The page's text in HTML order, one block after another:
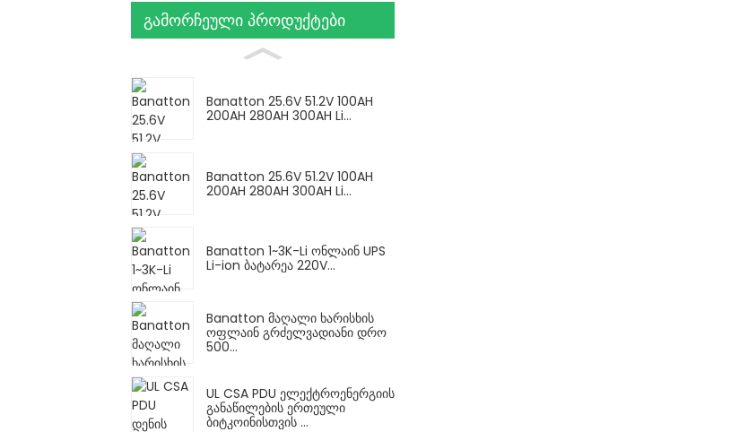
გამორჩეული პროდუქტები
Banatton 25.6V 51.2V 100AH ​​
200AH 280AH 300AH Li...
Banatton 25.6V 51.2V 100AH ​​
200AH 280AH 300AH Li...
Banatton 1~3K-Li ონლაინ UPS
Li-ion ბატარეა 220V...
Banatton მაღალი ხარისხის
ოფლაინ გრძელვადიანი დრო
500...
UL CSA PDU ელექტროენერგიის
განაწილების ერთეული
ბიტკოინისთვის ...